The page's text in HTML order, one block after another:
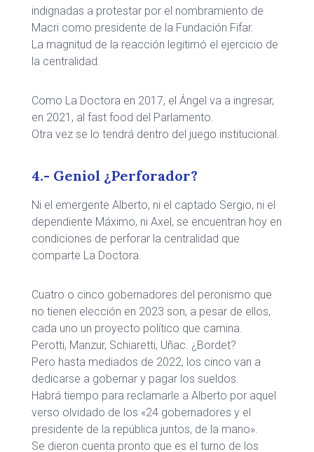
indignadas a protestar por el nombramiento de
Macri como presidente de la Fundación Fifar.
La magnitud de la reacción legitimó el ejercicio de
la centralidad.
Como La Doctora en 2017, el Ángel va a ingresar,
en 2021, al fast food del Parlamento.
Otra vez se lo tendrá dentro del juego institucional.
4.- Geniol ¿Perforador?
Ni el emergente Alberto, ni el captado Sergio, ni el
dependiente Máximo, ni Axel, se encuentran hoy en
condiciones de perforar la centralidad que
comparte La Doctora.
Cuatro o cinco gobernadores del peronismo que
no tienen elección en 2023 son, a pesar de ellos,
cada uno un proyecto político que camina.
Perotti, Manzur, Schiaretti, Uñac. ¿Bordet?
Pero hasta mediados de 2022, los cinco van a
dedicarse a gobernar y pagar los sueldos.
Habrá tiempo para reclamarle a Alberto por aquel
verso olvidado de los «24 gobernadores y el
presidente de la república juntos, de la mano».
Se dieron cuenta pronto que es el turno de los